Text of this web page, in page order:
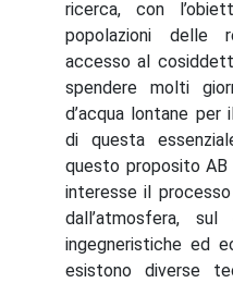
ricerca, con
popolazioni delle
accesso al
spendere molti
d’acqua lontane per
di questa
questo proposito AB
interesse il
dall’atmosfera,
ingegneristiche ed
esistono diverse